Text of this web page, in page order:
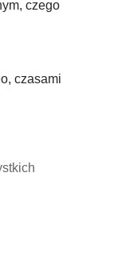
czego
czasami